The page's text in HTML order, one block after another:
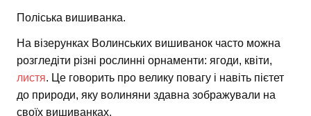
Поліська вишиванка.
На візерунках Волинських вишиванок часто можна
розгледіти різні рослинні орнаменти: ягоди, квіти,
листя. Це говорить про велику повагу і навіть пієтет
до природи, яку волиняни здавна зображували на
своїх вишиванках.